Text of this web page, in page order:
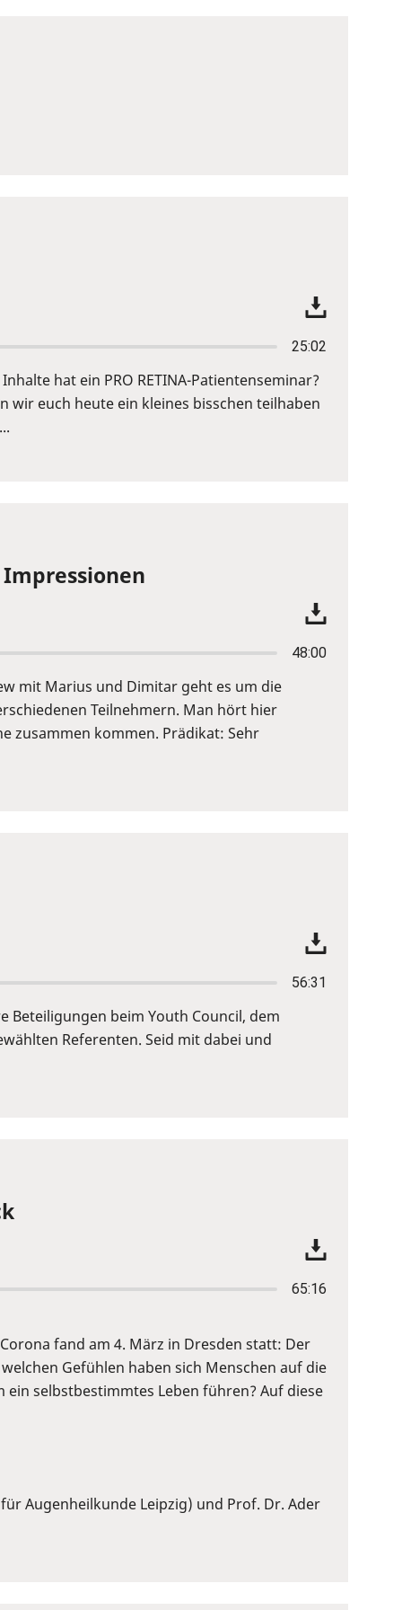
25:02
hat ein PRO RETINA-Patientenseminar?
wir euch heute ein kleines bisschen teilhaben
48:00
mit Marius und Dimitar geht es um die
Teilnehmern. Man hört hier
zusammen kommen. Prädikat: Sehr
56:31
Beteiligungen beim Youth Council, dem
Referenten. Seid mit dabei und
65:16
fand am 4. März in Dresden statt: Der
Gefühlen haben sich Menschen auf die
selbstbestimmtes Leben führen? Auf diese
Augenheilkunde Leipzig) und Prof. Dr. Ader